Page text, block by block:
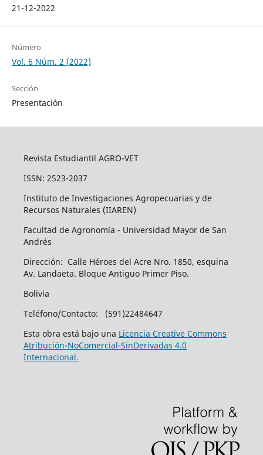
21-12-2022
Número
Vol. 6 Núm. 2 (2022)
Sección
Presentación
Revista Estudiantil AGRO-VET
ISSN: 2523-2037
Instituto de Investigaciones Agropecuarias y de
Recursos Naturales (IIAREN)
Facultad de Agronomía - Universidad Mayor de San
Andrés
Dirección: Calle Héroes del Acre Nro. 1850, esquina
Av. Landaeta. Bloque Antiguo Primer Piso.
Bolivia
Teléfono/Contacto: (591)22484647
Esta obra está bajo una Licencia Creative Commons
Atribución-NoComercial-SinDerivadas 4.0
Internacional.